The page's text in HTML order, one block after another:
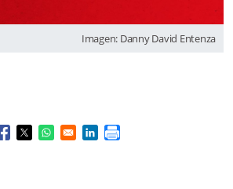
Imagen: Danny David Entenza
Opens in a new window
Opens in a new window
Opens in a new window
Opens in a new window